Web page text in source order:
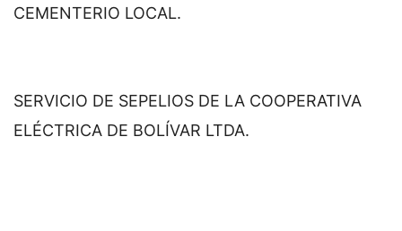
CEMENTERIO LOCAL.
SERVICIO DE SEPELIOS DE LA COOPERATIVA
ELÉCTRICA DE BOLÍVAR LTDA.